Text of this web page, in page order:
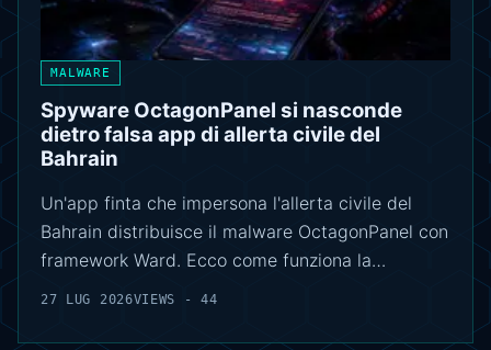
MALWARE
Spyware OctagonPanel si nasconde
dietro falsa app di allerta civile del
Bahrain
Un'app finta che impersona l'allerta civile del
Bahrain distribuisce il malware OctagonPanel con
framework Ward. Ecco come funziona la…
27 LUG 2026VIEWS - 44